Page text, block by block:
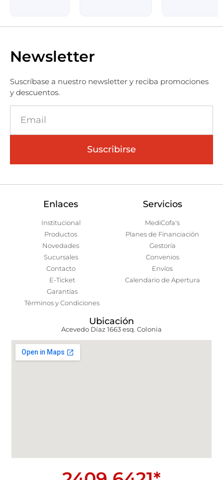
Newsletter
Suscríbase a nuestro newsletter y reciba promociones
y descuentos.
Suscribirse
Enlaces
Institucional
Productos
Novedades
Sucursales
Contacto
E-Ticket
Garantías
Términos y Condiciones
Servicios
MediCofa's
Planes de Financiación
Gestoría
Convenios
Envíos
Calendario de Apertura
Ubicación
Acevedo Díaz 1663 esq. Colonia